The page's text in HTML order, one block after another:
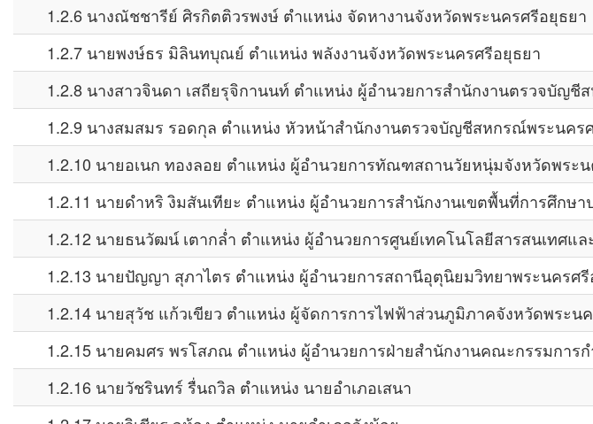
1.2.6 นางณัชชารีย์ ศิรกิตติวรพงษ์ ตำแหน่ง จัดหางานจังหวัดพระนครศรีอยุธยา
1.2.7 นายพงษ์ธร มิลินทบุณย์ ตำแหน่ง พลังงานจังหวัดพระนครศรีอยุธยา
1.2.8 นางสาวจินดา เสถียรุจิกานนท์ ตำแหน่ง ผู้อำนวยการสำนักงานตรวจบัญชี
1.2.9 นางสมสมร รอดกุล ตำแหน่ง หัวหน้าสำนักงานตรวจบัญชีสหกรณ์พระนคร
1.2.10 นายอเนก ทองลอย ตำแหน่ง ผู้อำนวยการทัณฑสถานวัยหนุ่มจังหวัดพระน
1.2.11 นายดำหริ งิมสันเทียะ ตำแหน่ง ผู้อำนวยการสำนักงานเขตพื้นที่การศึกษา
1.2.12 นายธนวัฒน์ เตากล่ำ ตำแหน่ง ผู้อำนวยการศูนย์เทคโนโลยีสารสนเทศแล
1.2.13 นายปัญญา สุภาไตร ตำแหน่ง ผู้อำนวยการสถานีอุตุนิยมวิทยาพระนครศรี
1.2.14 นายสุวัช แก้วเขียว ตำแหน่ง ผู้จัดการการไฟฟ้าส่วนภูมิภาคจังหวัดพระน
1.2.15 นายคมศร พรโสภณ ตำแหน่ง ผู้อำนวยการฝ่ายสำนักงานคณะกรรมการก
1.2.16 นายวัชรินทร์ รื่นถวิล ตำแหน่ง นายอำเภอเสนา